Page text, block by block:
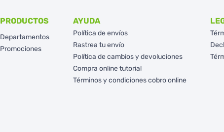
PRODUCTOS
Departamentos
Promociones
AYUDA
Política de envíos
Rastrea tu envío
Política de cambios y devoluciones
Compra online tutorial
Términos y condiciones cobro online